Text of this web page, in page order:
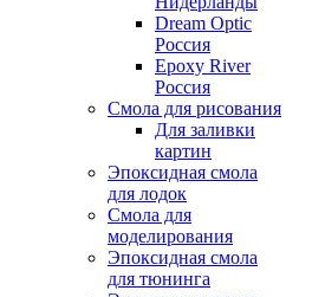
Dream Optic
Россия
Epoxy River
Россия
Смола для рисования
Для заливки
картин
Эпоксидная смола
для лодок
Смола для
моделирования
Эпоксидная смола
для тюнинга